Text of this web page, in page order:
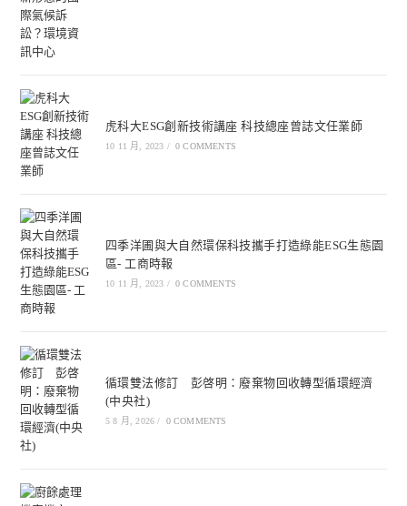
虎科大ESG創新技術講座 科技總座曾誌文任業師
10 11 月, 2023 / 0 COMMENTS
四季洋圃與大自然環保科技攜手打造綠能ESG生態園
區- 工商時報
10 11 月, 2023 / 0 COMMENTS
循環雙法修訂 彭啓明：廢棄物回收轉型循環經濟
(中央社)
5 8 月, 2026 / 0 COMMENTS